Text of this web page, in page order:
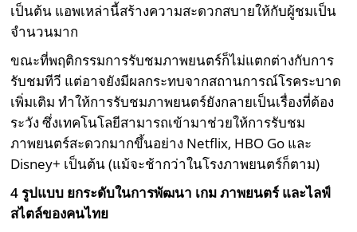
เป็นต้น แอพเหล่านี้สร้างความสะดวกสบายให้กับผู้ชมเป็น
จำนวนมาก
ขณะที่พฤติกรรมการรับชมภาพยนตร์ก็ไม่แตกต่างกับการ
รับชมทีวี แต่อาจยังมีผลกระทบจากสถานการณ์โรคระบาด
เพิ่มเติม ทำให้การรับชมภาพยนตร์ยังกลายเป็นเรื่องที่ต้อง
ระวัง ซึ่งเทคโนโลยีสามารถเข้ามาช่วยให้การรับชม
ภาพยนตร์สะดวกมากขึ้นอย่าง Netflix, HBO Go และ
Disney+ เป็นต้น (แม้จะช้ากว่าในโรงภาพยนตร์ก็ตาม)
4 รูปแบบ ยกระดับในการพัฒนา เกม ภาพยนตร์ และไลฟ์
สไตล์ของคนไทย